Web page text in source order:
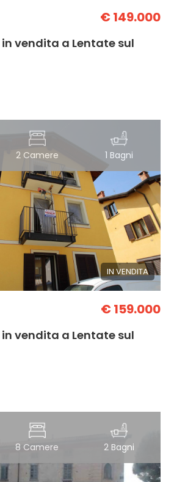
€ 149.000
vendita a Lentate sul
2 Camere 1 Bagni
IN VENDITA
€ 159.000
vendita a Lentate sul
8 Camere 2 Bagni